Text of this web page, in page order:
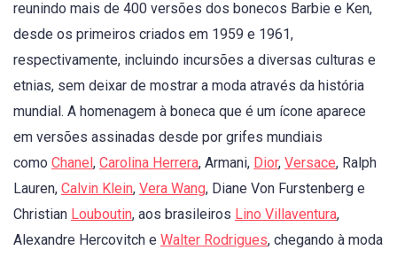
reunindo mais de 400 versões dos bonecos Barbie e Ken,
desde os primeiros criados em 1959 e 1961,
respectivamente, incluindo incursões a diversas culturas e
etnias, sem deixar de mostrar a moda através da história
mundial. A homenagem à boneca que é um ícone aparece
em versões assinadas desde por grifes mundiais
como Chanel, Carolina Herrera, Armani, Dior, Versace, Ralph
Lauren, Calvin Klein, Vera Wang, Diane Von Furstenberg e
Christian Louboutin, aos brasileiros Lino Villaventura,
Alexandre Hercovitch e Walter Rodrigues, chegando à moda